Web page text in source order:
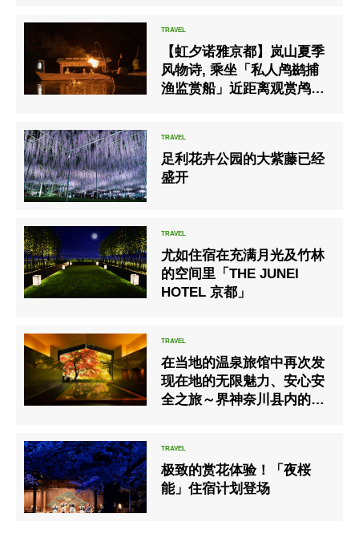
【虹夕诺雅京都】岚山夏季
风物诗, 乘坐「私人鸬鹚捕
渔监赏船」近距离观赏鸬鹚
足利花卉公园的大紫藤已经
盛开
尤如住宿在充满月光及竹林
的空间里「THE JUNEI
HOTEL 京都」
在当地的温泉旅馆中再次发
现在地的无限魅力、安心安
全之旅～界神奈川县内的2
极致的赏花体验！「夜桜
能」住宿计划登场